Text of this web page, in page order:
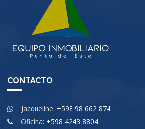
CONTACTO
Jacqueline: +598 98 662 874
Oficina: +598 4243 8804